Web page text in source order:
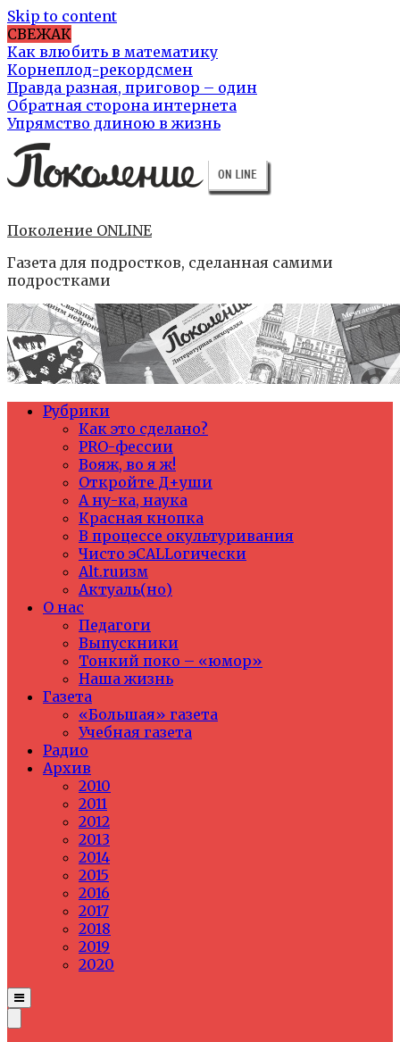
Skip to content
СВЕЖАК
Как влюбить в математику
Корнеплод-рекордсмен
Правда разная, приговор – один
Обратная сторона интернета
Упрямство длиною в жизнь
Поколение ONLINE
Газета для подростков, сделанная самими
подростками
Рубрики
Как это сделано?
PRO-фессии
Вояж, во я ж!
Откройте Д+уши
А ну-ка, наука
Красная кнопка
В процессе окультуривания
Чисто эCALLогически
Alt.ruизм
Актуаль(но)
О нас
Педагоги
Выпускники
Тонкий поко – «юмор»
Наша жизнь
Газета
«Большая» газета
Учебная газета
Радио
Архив
2010
2011
2012
2013
2014
2015
2016
2017
2018
2019
2020